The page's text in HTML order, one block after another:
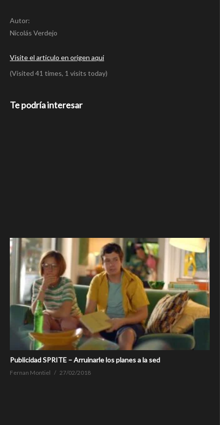
Autor:
Nicolás Verdejo
Visite el articulo en origen aqui
(Visited 41 times, 1 visits today)
Te podría interesar
Publicidad SPRITE – Arruinarle los planes a la sed
Fernan Montiel 27/02/2018